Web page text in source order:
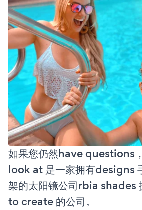
如果您仍然have questions
look at 是一家拥有designs
架的太阳镜公司rbia
to create 的公司。